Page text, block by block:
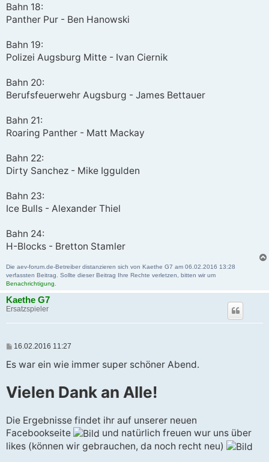
Bahn 18:
Panther Pur - Ben Hanowski
Bahn 19:
Polizei Augsburg Mitte - Ivan Ciernik
Bahn 20:
Berufsfeuerwehr Augsburg - James Bettauer
Bahn 21:
Roaring Panther - Matt Mackay
Bahn 22:
Dirty Sanchez - Mike Iggulden
Bahn 23:
Ice Bulls - Alexander Thiel
Bahn 24:
H-Blocks - Bretton Stamler
Die aev-forum.de-Betreiber distanzieren sich von Kaethe G7 am 06.02.2016 13:28
verfassten Beitrag. Sollte dieser Beitrag Ihre Rechte verletzen, bitten wir um
Benachrichtigung
Kaethe G7
Ersatzspieler
B
i
t
a
g
16.02.2016 11:27
Es war ein wie immer super schöner Abend.
Vielen Dank an Alle!
Die Ergebnisse findet ihr auf unserer neuen
Facebookseite
und natürlich freuen wur uns über
likes (können wir gebrauchen, da noch recht neu)